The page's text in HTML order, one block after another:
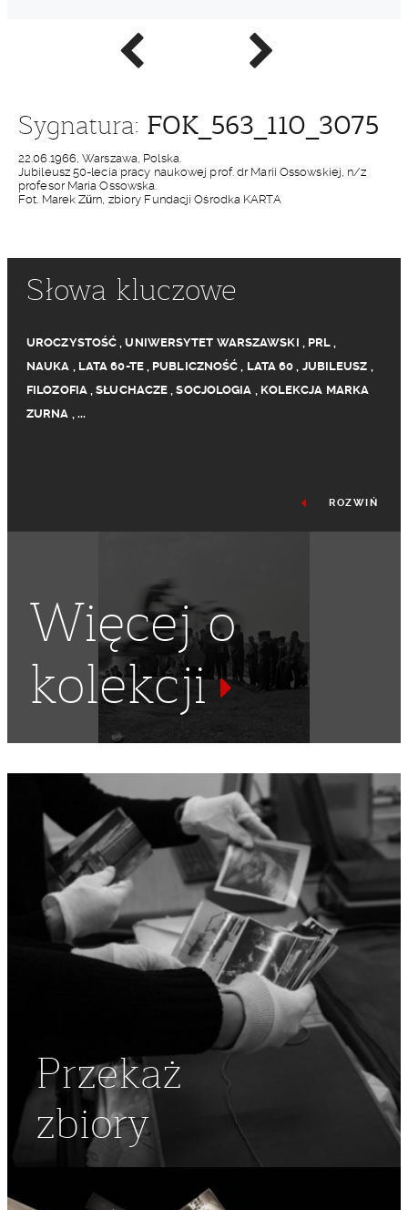
Poprzednie
zdjęcie
Następne
zdjęcie
Sygnatura: FOK_563_110_3075
22.06.1966, Warszawa, Polska.
Jubileusz 50-lecia pracy naukowej prof. dr Marii Ossowskiej, n/z
profesor Maria Ossowska.
Fot. Marek Zürn, zbiory Fundacji Ośrodka KARTA
Słowa kluczowe
UROCZYSTOŚĆ ,UNIWERSYTET WARSZAWSKI , PRL ,
NAUKA , LATA 60-TE, PUBLICZNOŚĆ , LATA 60 , JUBILEUSZ ,
FILOZOFIA,SŁUCHACZE ,SOCJOLOGIA , KOLEKCJA MARKA
ZURNA , ...
MAREK ZURN AUDYTORIUM
ROZWIŃ
Więcej o
kolekcji
Przekaż
zbiory